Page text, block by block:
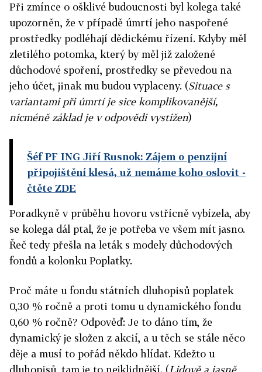
Při zmínce o ošklivé budoucnosti byl kolega také
upozorněn, že v případě úmrtí jeho naspořené
prostředky podléhají dědickému řízení. Kdyby měl
zletilého potomka, který by měl již založené
důchodové spoření, prostředky se převedou na
jeho účet, jinak mu budou vyplaceny. (Situace s
variantami při úmrtí je sice komplikovanější,
nicméně základ je v odpovědi vystižen)
Šéf PF ING Jiří Rusnok: Zájem o penzijní
připojištění klesá, už nemáme koho oslovit -
čtěte ZDE
Poradkyně v průběhu hovoru vstřícně vybízela, aby
se kolega dál ptal, že je potřeba ve všem mít jasno.
Řeč tedy přešla na leták s modely důchodových
fondů a kolonku Poplatky.
Proč máte u fondu státních dluhopisů poplatek
0,30 % ročně a proti tomu u dynamického fondu
0,60 % ročně? Odpověď: Je to dáno tím, že
dynamický je složen z akcií, a u těch se stále něco
děje a musí to pořád někdo hlídat. Kdežto u
dluhopisů, tam je to nejklidnější. (Lidově a jasně